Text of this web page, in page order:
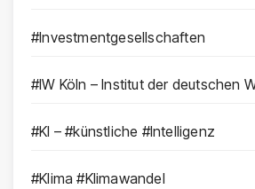
#Investmentgesellschaften
#IW Köln – Institut der deutschen
#KI – #künstliche #Intelligenz
#Klima #Klimawandel